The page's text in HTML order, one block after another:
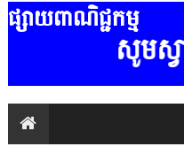
ផ្សាយពាណិជ្ជកម្ម
ស្វាគមន៍